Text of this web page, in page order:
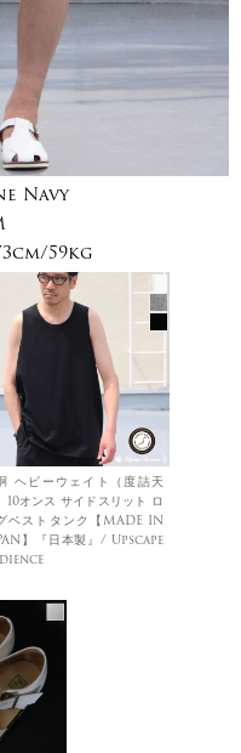
Navy
59kg
ヘビーウェイト（度詰天
10オンス サイドスリット ロ
ベストタンク【MADE IN
】『日本製』/ Upscape